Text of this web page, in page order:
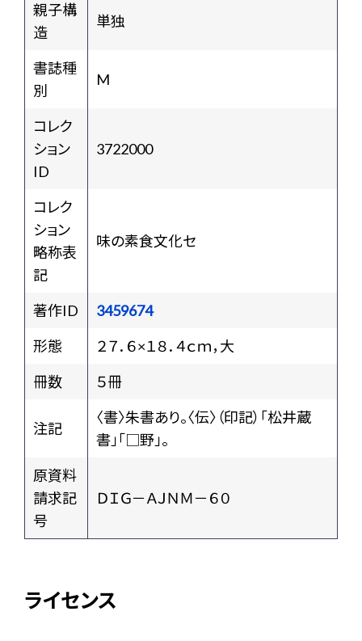
親子構
造
単独
書誌種
別
M
コレク
ション
ID
3722000
コレク
ション
略称表
記
味の素食文化セ
著作ID
3459674
形態
２７．６×１８．４ｃｍ，大
冊数
５冊
注記
〈書〉朱書あり。〈伝〉（印記）「松井蔵
書」「□野」。
原資料
請求記
号
ＤＩＧ－ＡＪＮＭ－６０
ライセンス